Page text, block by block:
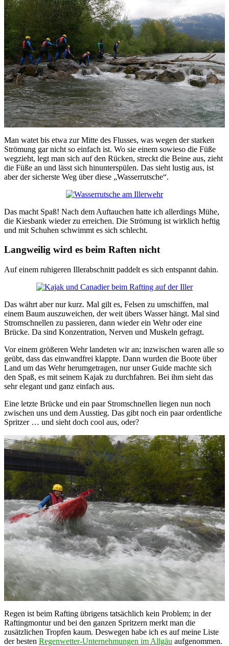
Man watet bis etwa zur Mitte des Flusses, was wegen der starken
Strömung gar nicht so einfach ist. Wo sie einem sowieso die Füße
wegzieht, legt man sich auf den Rücken, streckt die Beine aus, zieht
die Füße an und lässt sich hinunterspülen. Das sieht lustig aus, ist
aber der sicherste Weg über diese „Wasserrutsche“.
Das macht Spaß! Nach dem Auftauchen hatte ich allerdings Mühe,
die Kiesbank wieder zu erreichen. Die Strömung ist wirklich heftig
und mit Schuhen schwimmt es sich schlecht.
Langweilig wird es beim Raften nicht
Auf einem ruhigeren Illerabschnitt paddelt es sich entspannt dahin.
Das währt aber nur kurz. Mal gilt es, Felsen zu umschiffen, mal
einem Baum auszuweichen, der weit übers Wasser hängt. Mal sind
Stromschnellen zu passieren, dann wieder ein Wehr oder eine
Brücke. Da sind Konzentration, Nerven und Muskeln gefragt.
Vor einem größeren Wehr landeten wir an; inzwischen waren alle so
geübt, dass das einwandfrei klappte. Dann wurden die Boote über
Land um das Wehr herumgetragen, nur unser Guide machte sich
den Spaß, es mit seinem Kajak zu durchfahren. Bei ihm sieht das
sehr elegant und ganz einfach aus.
Eine letzte Brücke und ein paar Stromschnellen liegen nun noch
zwischen uns und dem Ausstieg. Das gibt noch ein paar ordentliche
Spritzer … und sieht doch cool aus, oder?
Regen ist beim Rafting übrigens tatsächlich kein Problem; in der
Raftingmontur und bei den ganzen Spritzern merkt man die
zusätzlichen Tropfen kaum. Deswegen habe ich es auf meine Liste
der besten Regenwetter-Unternehmungen im Allgäu aufgenommen.